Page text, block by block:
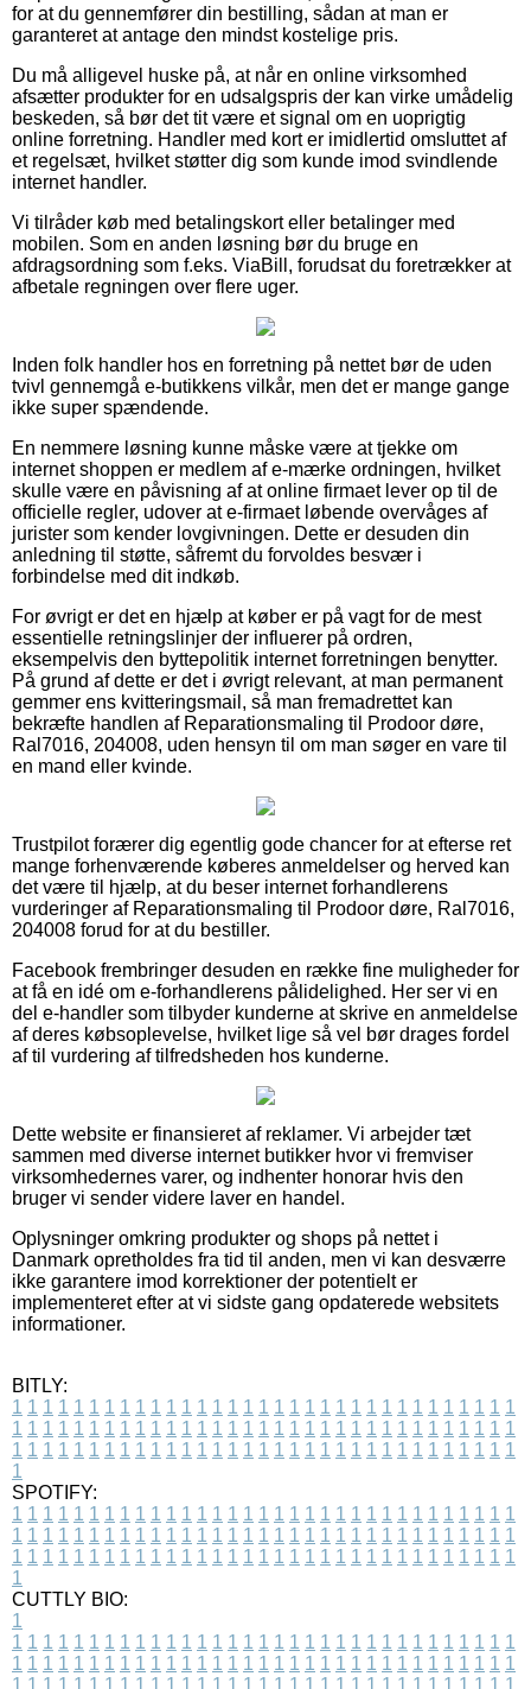
for at du gennemfører din bestilling, sådan at man er
garanteret at antage den mindst kostelige pris.
Du må alligevel huske på, at når en online virksomhed
afsætter produkter for en udsalgspris der kan virke umådelig
beskeden, så bør det tit være et signal om en uoprigtig
online forretning. Handler med kort er imidlertid omsluttet af
et regelsæt, hvilket støtter dig som kunde imod svindlende
internet handler.
Vi tilråder køb med betalingskort eller betalinger med
mobilen. Som en anden løsning bør du bruge en
afdragsordning som f.eks. ViaBill, forudsat du foretrækker at
afbetale regningen over flere uger.
Inden folk handler hos en forretning på nettet bør de uden
tvivl gennemgå e-butikkens vilkår, men det er mange gange
ikke super spændende.
En nemmere løsning kunne måske være at tjekke om
internet shoppen er medlem af e-mærke ordningen, hvilket
skulle være en påvisning af at online firmaet lever op til de
officielle regler, udover at e-firmaet løbende overvåges af
jurister som kender lovgivningen. Dette er desuden din
anledning til støtte, såfremt du forvoldes besvær i
forbindelse med dit indkøb.
For øvrigt er det en hjælp at køber er på vagt for de mest
essentielle retningslinjer der influerer på ordren,
eksempelvis den byttepolitik internet forretningen benytter.
På grund af dette er det i øvrigt relevant, at man permanent
gemmer ens kvitteringsmail, så man fremadrettet kan
bekræfte handlen af Reparationsmaling til Prodoor døre,
Ral7016, 204008, uden hensyn til om man søger en vare til
en mand eller kvinde.
Trustpilot forærer dig egentlig gode chancer for at efterse ret
mange forhenværende køberes anmeldelser og herved kan
det være til hjælp, at du beser internet forhandlerens
vurderinger af Reparationsmaling til Prodoor døre, Ral7016,
204008 forud for at du bestiller.
Facebook frembringer desuden en række fine muligheder for
at få en idé om e-forhandlerens pålidelighed. Her ser vi en
del e-handler som tilbyder kunderne at skrive en anmeldelse
af deres købsoplevelse, hvilket lige så vel bør drages fordel
af til vurdering af tilfredsheden hos kunderne.
Dette website er finansieret af reklamer. Vi arbejder tæt
sammen med diverse internet butikker hvor vi fremviser
virksomhedernes varer, og indhenter honorar hvis den
bruger vi sender videre laver en handel.
Oplysninger omkring produkter og shops på nettet i
Danmark opretholdes fra tid til anden, men vi kan desværre
ikke garantere imod korrektioner der potentielt er
implementeret efter at vi sidste gang opdaterede websitets
informationer.
BITLY:
1 1 1 1 1 1 1 1 1 1 1 1 1 1 1 1 1 1 1 1 1 1 1 1 1 1 1 1 1 1 1 1 1
1 1 1 1 1 1 1 1 1 1 1 1 1 1 1 1 1 1 1 1 1 1 1 1 1 1 1 1 1 1 1 1 1
1 1 1 1 1 1 1 1 1 1 1 1 1 1 1 1 1 1 1 1 1 1 1 1 1 1 1 1 1 1 1 1 1
1
SPOTIFY:
1 1 1 1 1 1 1 1 1 1 1 1 1 1 1 1 1 1 1 1 1 1 1 1 1 1 1 1 1 1 1 1 1
1 1 1 1 1 1 1 1 1 1 1 1 1 1 1 1 1 1 1 1 1 1 1 1 1 1 1 1 1 1 1 1 1
1 1 1 1 1 1 1 1 1 1 1 1 1 1 1 1 1 1 1 1 1 1 1 1 1 1 1 1 1 1 1 1 1
1
CUTTLY BIO:
1
1 1 1 1 1 1 1 1 1 1 1 1 1 1 1 1 1 1 1 1 1 1 1 1 1 1 1 1 1 1 1 1 1
1 1 1 1 1 1 1 1 1 1 1 1 1 1 1 1 1 1 1 1 1 1 1 1 1 1 1 1 1 1 1 1 1
1 1 1 1 1 1 1 1 1 1 1 1 1 1 1 1 1 1 1 1 1 1 1 1 1 1 1 1 1 1 1 1 1